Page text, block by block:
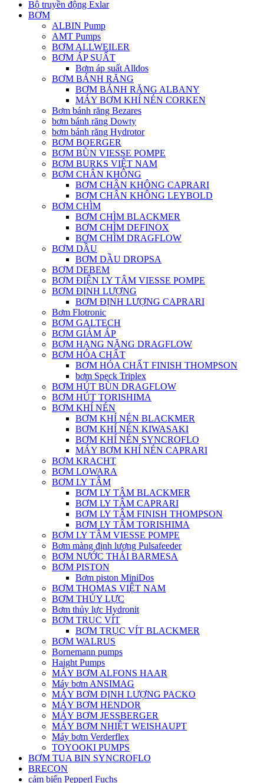
Bộ truyền động Exlar
BƠM
ALBIN Pump
AMT Pumps
BƠM ALLWEILER
BƠM ÁP SUẤT
Bơm áp suất Alldos
BƠM BÁNH RĂNG
BƠM BÁNH RĂNG ALBANY
MÁY BƠM KHÍ NÉN CORKEN
Bơm bánh răng Bezares
bơm bánh răng Dowty
bơm bánh răng Hydrotor
BƠM BOERGER
BƠM BÙN VIESSE POMPE
BƠM BURKS VIỆT NAM
BƠM CHÂN KHÔNG
BƠM CHÂN KHÔNG CAPRARI
BƠM CHÂN KHÔNG LEYBOLD
BƠM CHÌM
BƠM CHÌM BLACKMER
BƠM CHÌM DEFINOX
BƠM CHÌM DRAGFLOW
BƠM DẦU
BƠM DẦU DROPSA
BƠM DEBEM
BƠM ĐIỆN LY TÂM VIESSE POMPE
BƠM ĐỊNH LƯỢNG
BƠM ĐỊNH LƯỢNG CAPRARI
Bơm Flotronic
BƠM GALTECH
BƠM GIẢM ÁP
BƠM HẠNG NẶNG DRAGFLOW
BƠM HÓA CHẤT
BƠM HÓA CHẤT FINISH THOMPSON
bơm Speck Triplex
BƠM HÚT BÙN DRAGFLOW
BƠM HÚT TORISHIMA
BƠM KHÍ NÉN
BƠM KHÍ NÉN BLACKMER
BƠM KHÍ NÉN KIWASAKI
BƠM KHÍ NÉN SYNCROFLO
MÁY BƠM KHÍ NÉN CAPRARI
BƠM KRACHT
BƠM LOWARA
BƠM LY TÂM
BƠM LY TÂM BLACKMER
BƠM LY TÂM CAPRARI
BƠM LY TÂM FINISH THOMPSON
BƠM LY TÂM TORISHIMA
BƠM LY TÂM VIESSE POMPE
Bơm màng định lượng Pulsafeeder
BƠM NƯỚC THẢI BARMESA
BƠM PISTON
Bơm piston MiniDos
BƠM THOMAS VIỆT NAM
BƠM THỦY LỰC
Bơm thủy lực Hydronit
BƠM TRỤC VÍT
BƠM TRỤC VÍT BLACKMER
BƠM WALRUS
Bornemann pumps
Haight Pumps
MÁY BƠM ALFONS HAAR
Máy bơm ANSIMAG
MÁY BƠM ĐỊNH LƯỢNG PACKO
MÁY BƠM HENDOR
MÁY BƠM JESSBERGER
MÁY BƠM NHIỆT WEISHAUPT
Máy bơm Verderflex
TOYOOKI PUMPS
BƠM TUA BIN SYNCROFLO
BRECON
cảm biến Pepperl Fuchs